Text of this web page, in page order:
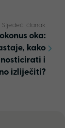
Sljedeći članak
oka:
kako
i
izliječiti?